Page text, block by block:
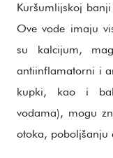
Kuršumlijskoj
Ove vode imaju
su kalcijum,
antiinflamatorni i
kupki, kao i
vodama), mogu
otoka, poboljšanju